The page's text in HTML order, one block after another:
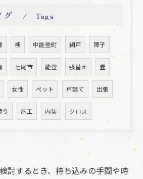
グ Tags
襖 中能登町 網戸 障子
七尾市 能登 張替え 畳
女性 ペット 戸建て 出張
り 施工 内装 クロス
討するとき、持ち込みの手間や時